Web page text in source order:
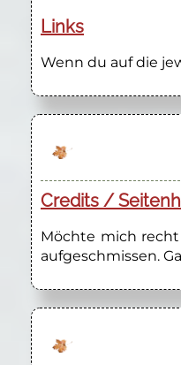
Links
Wenn du auf die
Credits /
Möchte mich
aufgeschmissen.